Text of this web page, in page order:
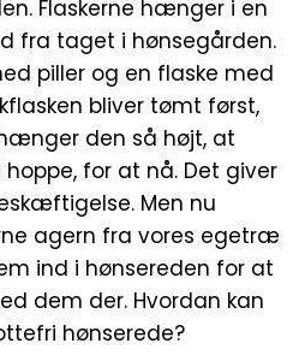
Flaskerne hænger i en
fra taget i hønsegården.
piller og en flaske med
bliver tømt først,
den så højt, at
for at nå. Det giver
Men nu
agern fra vores egetræ
ind i hønsereden for at
dem der. Hvordan kan
hønserede?